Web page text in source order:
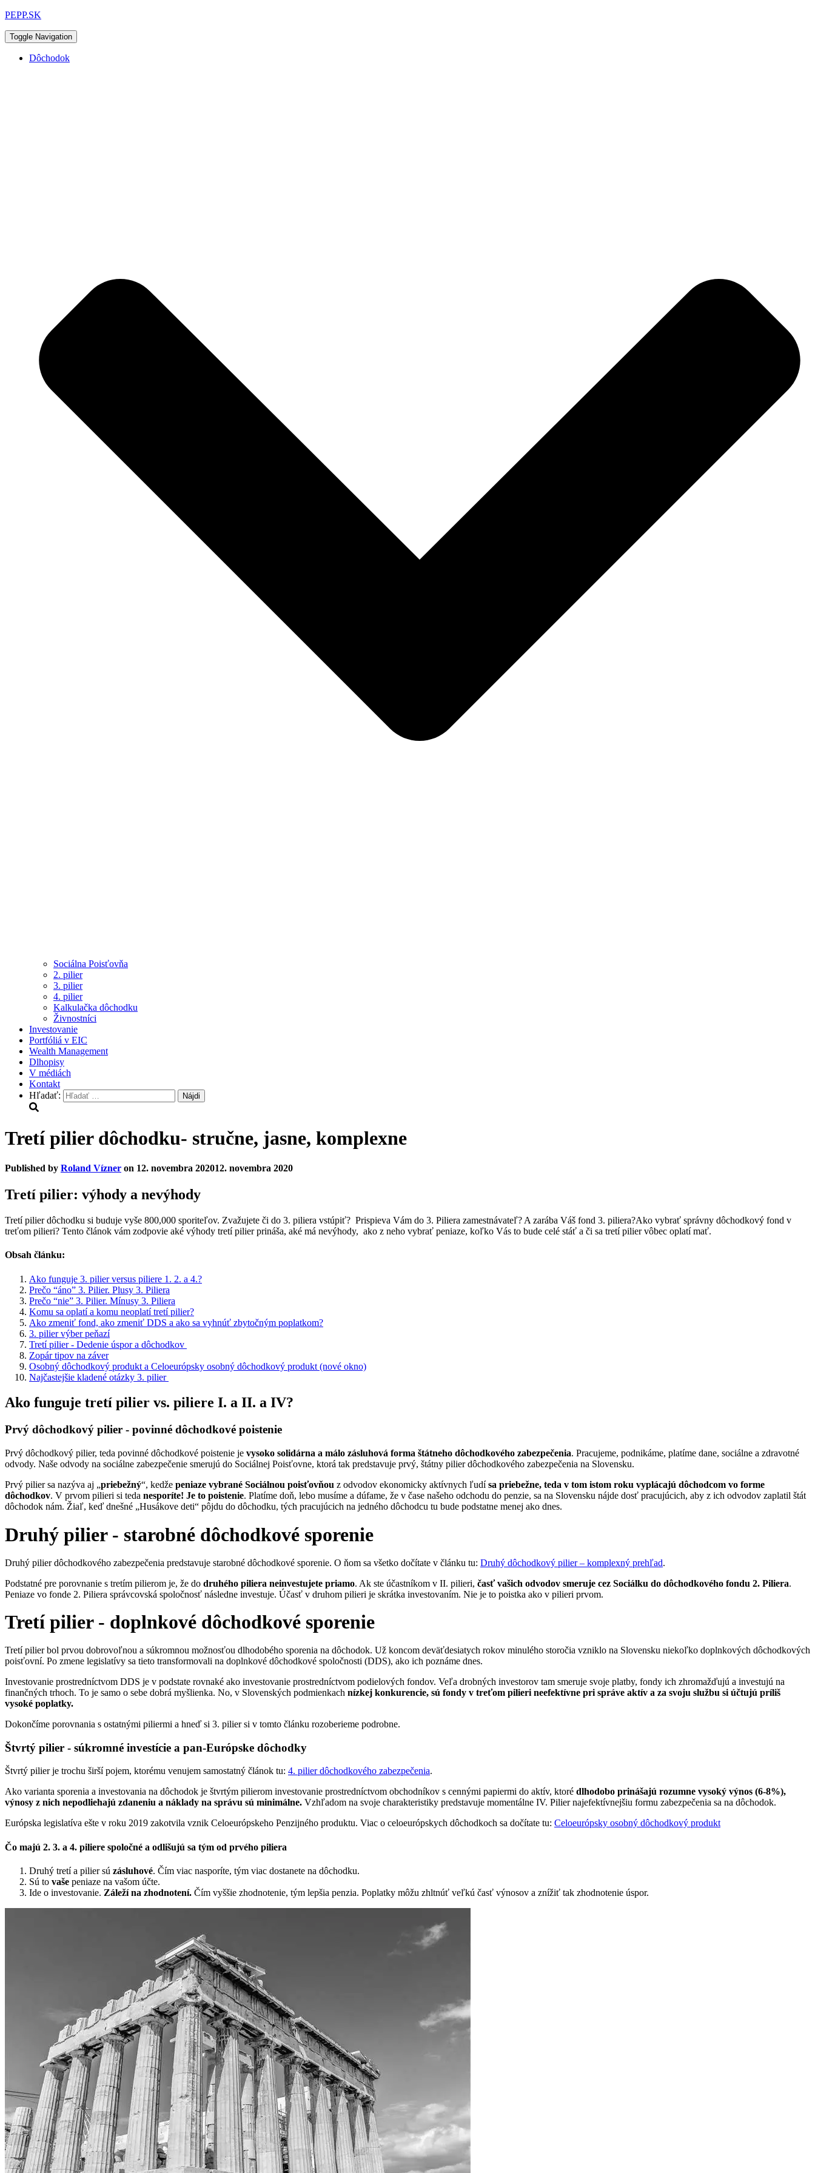
PEPP.SK
Toggle Navigation
Dôchodok
Sociálna Poisťovňa
2. pilier
3. pilier
4. pilier
Kalkulačka dôchodku
Živnostníci
Investovanie
Portfóliá v EIC
Wealth Management
Dlhopisy
V médiách
Kontakt
Hľadať:
Tretí pilier dôchodku- stručne, jasne, komplexne
Published by Roland Vízner on 12. novembra 202012. novembra 2020
Tretí pilier: výhody a nevýhody
Tretí pilier dôchodku si buduje vyše 800,000 sporiteľov. Zvažujete či do 3. piliera vstúpiť? Prispieva Vám do 3. Piliera zamestnávateľ? A zarába Váš fond 3. piliera?Ako vybrať správny dôchodkový fond v
treťom pilieri? Tento článok vám zodpovie aké výhody tretí pilier prináša, aké má nevýhody, ako z neho vybrať peniaze, koľko Vás to bude celé stáť a či sa tretí pilier vôbec oplatí mať.
Obsah článku:
Ako funguje 3. pilier versus piliere 1. 2. a 4.?
Prečo “áno” 3. Pilier. Plusy 3. Piliera
Prečo “nie” 3. Pilier. Mínusy 3. Piliera
Komu sa oplatí a komu neoplatí tretí pilier?
Ako zmeniť fond, ako zmeniť DDS a ako sa vyhnúť zbytočným poplatkom?
3. piliervýber peňazí
Tretí pilier - Dedenie úspor a dôchodkov
Zopár tipov na záver
Osobný dôchodkový produkt a Celoeurópsky osobný dôchodkový produkt (nové okno)
Najčastejšie kladené otázky 3. pilier
Ako funguje tretí pilier vs. piliere I. a II. a IV?
Prvý dôchodkový pilier - povinné dôchodkové poistenie
Prvý dôchodkový pilier, teda povinné dôchodkové poistenie je vysoko solidárna a málo zásluhová forma štátneho dôchodkového zabezpečenia. Pracujeme, podnikáme, platíme dane, sociálne a zdravotné
odvody. Naše odvody na sociálne zabezpečenie smerujú do Sociálnej Poisťovne, ktorá tak predstavuje prvý, štátny pilier dôchodkového zabezpečenia na Slovensku.
Prvý pilier sa nazýva aj „priebežný“, kedže peniaze vybrané Sociálnou poisťovňou z odvodov ekonomicky aktívnych ľudísa priebežne, teda v tom istom roku vyplácajú dôchodcom vo forme
dôchodkov. V prvom pilieri si teda nesporíte! Je to poistenie. Platíme doň, lebo musíme a dúfame, že v čase našeho odchodu do penzie, sa na Slovensku nájde dosť pracujúcich, aby z ich odvodov zaplatil štát
dôchodok nám. Žiaľ, keď dnešné „Husákove deti“ pôjdu do dôchodku, tých pracujúcich na jedného dôchodcu tu bude podstatne menej ako dnes.
Druhý pilier - starobné dôchodkové sporenie
Druhý pilier dôchodkového zabezpečenia predstavuje starobné dôchodkové sporenie. O ňom sa všetko dočítate v článku tu: Druhý dôchodkový pilier – komplexný prehľad.
Podstatné pre porovnanie s tretím pilierom je, že do druhého piliera neinvestujete priamo. Ak ste účastníkom v II. pilieri, časť vašich odvodov smeruje cez Sociálku do dôchodkového fondu 2. Piliera.
Peniaze vo fonde 2. Piliera správcovská spoločnosť následne investuje. Účasť v druhom pilieri je skrátka investovaním. Nie je to poistka ako v pilieri prvom.
Tretí pilier - doplnkové dôchodkové sporenie
Tretí pilier bol prvou dobrovoľnou a súkromnou možnosťou dlhodobého sporenia na dôchodok. Už koncom deväťdesiatych rokov minulého storočia vzniklo na Slovensku niekoľko doplnkových dôchodkových
poisťovní. Po zmene legislatívy sa tieto transformovali na doplnkové dôchodkové spoločnosti (DDS), ako ich poznáme dnes.
Investovanie prostredníctvom DDS je v podstate rovnaké ako investovanie prostredníctvom podielových fondov. Veľa drobných investorov tam smeruje svoje platby, fondy ich zhromažďujú a investujú na
finančných trhoch. To je samo o sebe dobrá myšlienka. No, v Slovenských podmienkach nízkej konkurencie, sú fondy v treťom pilieri neefektívne pri správe aktív a za svoju službu si účtujú príliš
vysoké poplatky.
Dokončíme porovnania s ostatnými piliermi a hneď si 3. pilier si v tomto článku rozoberieme podrobne.
Štvrtý pilier - súkromné investície a pan-Európske dôchodky
Štvrtý pilier je trochu širší pojem, ktorému venujem samostatný článok tu: 4. pilier dôchodkového zabezpečenia.
Ako varianta sporenia a investovania na dôchodok je štvrtým pilierom investovanie prostredníctvom obchodníkov s cennými papiermi do aktív, ktoré dlhodobo prinášajú rozumne vysoký výnos (6-8%),
výnosy z nich nepodliehajú zdaneniu a náklady na správu sú minimálne. Vzhľadom na svoje charakteristiky predstavuje momentálne IV. Pilier najefektívnejšiu formu zabezpečenia sa na dôchodok.
Európska legislatíva ešte v roku 2019 zakotvila vznik Celoeurópskeho Penzijného produktu. Viac o celoeurópskych dôchodkoch sa dočítate tu: Celoeurópsky osobný dôchodkový produkt
Čo majú 2. 3. a 4. piliere spoločné a odlišujú sa tým od prvého piliera
Druhý tretí a pilier sú zásluhové. Čím viac nasporíte, tým viac dostanete na dôchodku.
Sú to vaše peniaze na vašom účte.
Ide o investovanie. Záleží na zhodnotení. Čím vyššie zhodnotenie, tým lepšia penzia. Poplatky môžu zhltnúť veľkú časť výnosov a znížiť tak zhodnotenie úspor.